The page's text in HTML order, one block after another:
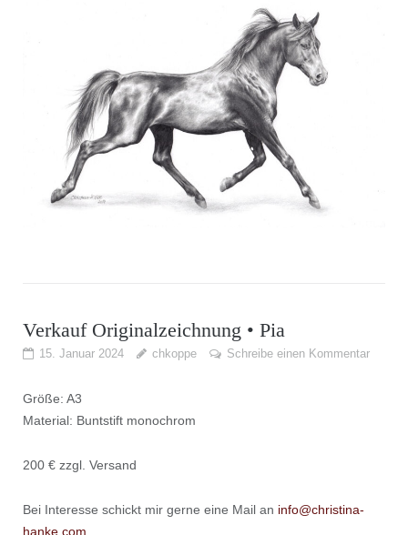
Verkauf Originalzeichnung • Pia
15. Januar 2024 chkoppe Schreibe einen Kommentar
Größe: A3
Material: Buntstift monochrom
200 € zzgl. Versand
Bei Interesse schickt mir gerne eine Mail an info@christina-
hanke.com